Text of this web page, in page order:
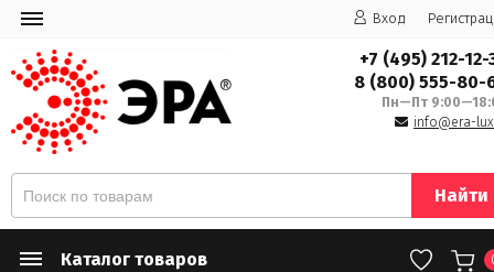
Вход
+7 (495) 212-12-
8 (800) 555-80-
Пн—Пт
info@era-
Найти
Каталог товаров